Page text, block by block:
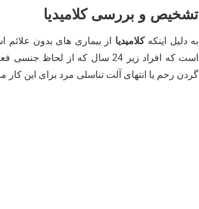
تشخیص و بررسی کلامیدیا
به دلیل اینکهکلامیدیا از بیماری های بدون
است که افراد زیر 24 سال که از
گردن رحم یا انتهای آلت تناسلی مرد برای این